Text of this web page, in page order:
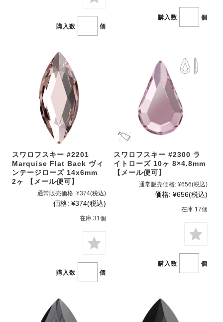
購入数 個
購入数 個
スワロフスキー #2201
Marquise Flat Back ヴィ
ンテージローズ 14x6mm
2ヶ 【メール便可】
通常販売価格: ¥374(税込)
価格: ¥374(税込)
在庫 31個
購入数 個
スワロフスキー #2300 ラ
イトローズ 10ヶ 8×4.8mm
【メール便可】
通常販売価格: ¥656(税込)
価格: ¥656(税込)
在庫 17個
購入数 個